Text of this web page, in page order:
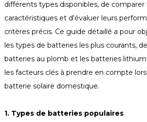
différents types disponibles, de comparer
caractéristiques et d'évaluer leurs
critères précis. Ce guide détaillé a pour
les types de batteries les plus courants,
batteries au plomb et les batteries
les facteurs clés à prendre en compte
batterie solaire domestique.
1. Types de batteries populaires